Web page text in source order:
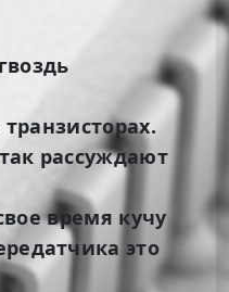
рассуждают
время кучу
это